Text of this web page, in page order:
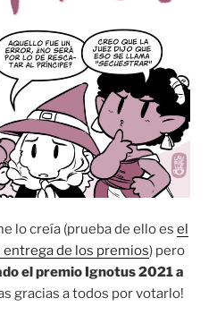
lo creía (prueba de ello es el
de los premios) pero
el premio Ignotus 2021 a
gracias a todos por votarlo!